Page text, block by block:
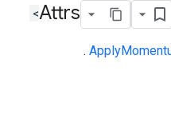
Attrs
.